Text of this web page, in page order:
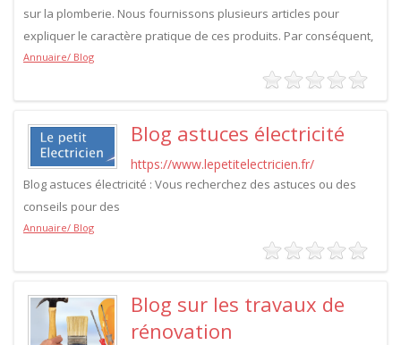
sur la plomberie. Nous fournissons plusieurs articles pour
expliquer le caractère pratique de ces produits. Par conséquent,
Annuaire/ Blog
Blog astuces électricité
https://www.lepetitelectricien.fr/
Blog astuces électricité : Vous recherchez des astuces ou des
conseils pour des
Annuaire/ Blog
Blog sur les travaux de
rénovation